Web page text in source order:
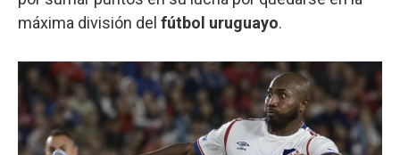
máxima división del fútbol uruguayo.